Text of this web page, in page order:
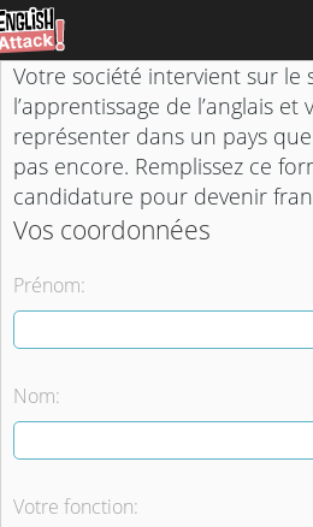
Votre société intervient sur le
l’apprentissage de l’anglais
représenter dans un pays
pas encore. Remplissez ce
candidature pour devenir
Vos coordonnées
Prénom:
Nom:
Votre fonction: